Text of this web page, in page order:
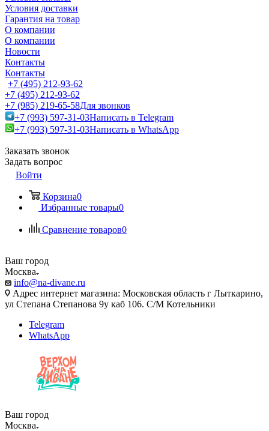
Условия доставки
Гарантия на товар
О компании
О компании
Новости
Контакты
Контакты
+7 (495) 212-93-62
+7 (495) 212-93-62
+7 (985) 219-65-58Для звонков
+7 (993) 597-31-03Написать в Telegram
+7 (993) 597-31-03Написать в WhatsApp
Заказать звонок
Задать вопрос
Войти
Корзина0
Избранные товары0
Сравнение товаров0
Ваш город
Москва
info@na-divane.ru
Адрес интернет магазина: Московская область г Лыткарино,
ул Степана Степанова 9у каб 106. С/М Котельники
Telegram
WhatsApp
Ваш город
Москва